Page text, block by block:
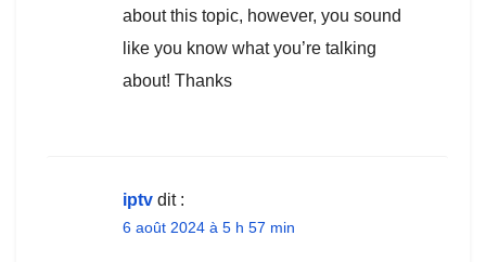
about this topic, however, you sound
like you know what you’re talking
about! Thanks
iptv dit :
6 août 2024 à 5 h 57 min